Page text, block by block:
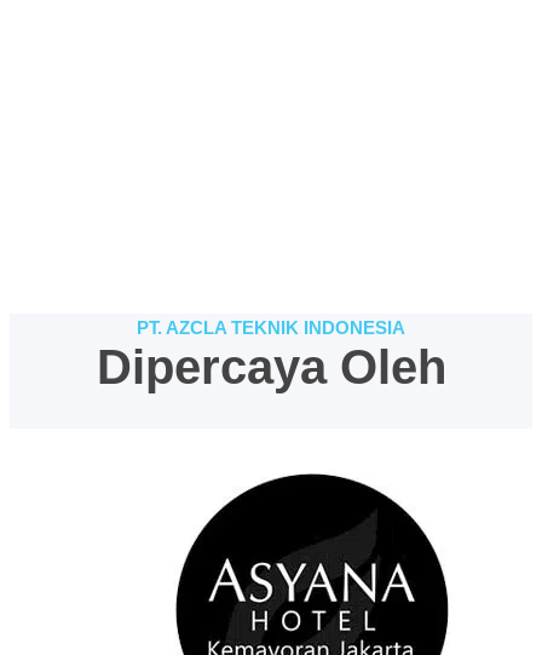
PT. AZCLA TEKNIK INDONESIA
Dipercaya Oleh